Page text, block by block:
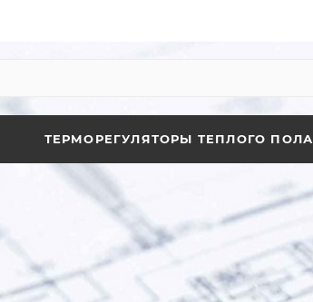
ТЕРМОРЕГУЛЯТОРЫ ТЕПЛОГО ПОЛА